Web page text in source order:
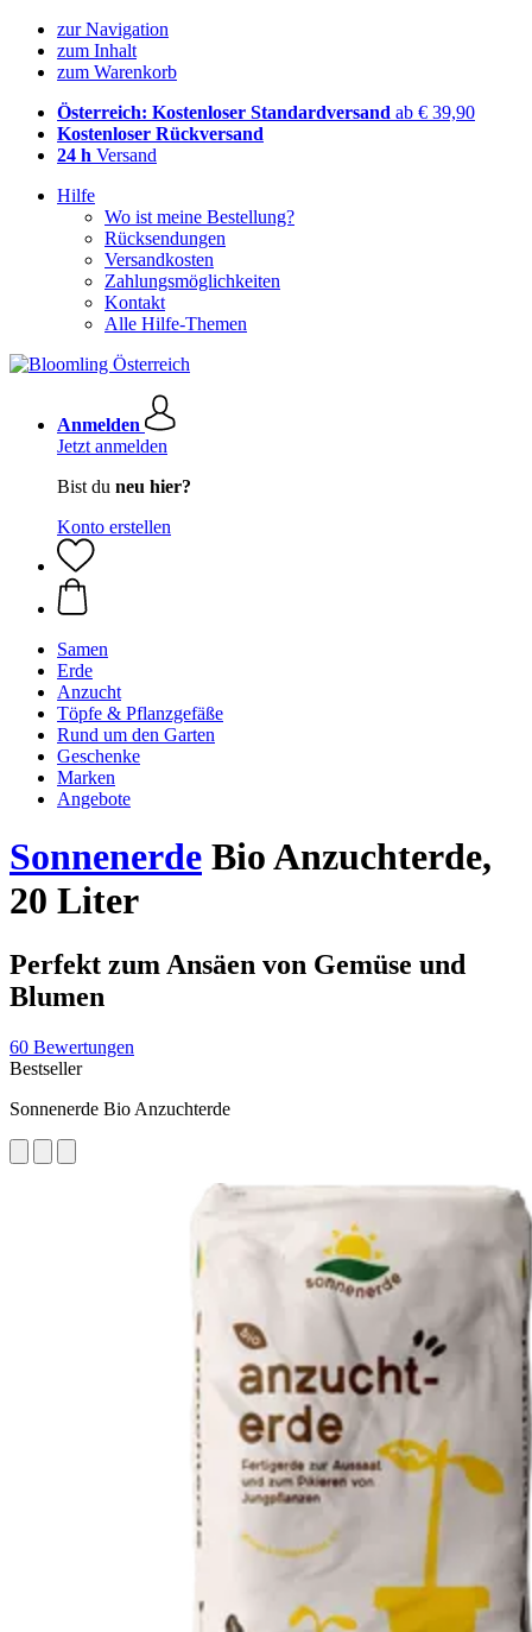
zur Navigation
zum Inhalt
zum Warenkorb
Österreich: Kostenloser Standardversand ab € 39,90
Kostenloser Rückversand
24 h Versand
Hilfe
Wo ist meine Bestellung?
Rücksendungen
Versandkosten
Zahlungsmöglichkeiten
Kontakt
Alle Hilfe-Themen
Anmelden
Jetzt anmelden
Bist du neu hier?
Konto erstellen
Samen
Erde
Anzucht
Töpfe & Pflanzgefäße
Rund um den Garten
Geschenke
Marken
Angebote
Sonnenerde Bio Anzuchterde,
20 Liter
Perfekt zum Ansäen von Gemüse und
Blumen
60 Bewertungen
Bestseller
Sonnenerde Bio Anzuchterde